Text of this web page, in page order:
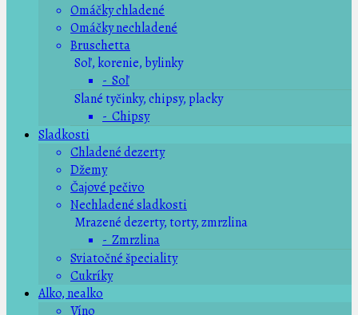
Omáčky chladené
Omáčky nechladené
Bruschetta
Soľ, korenie, bylinky
- Soľ
Slané tyčinky, chipsy, placky
- Chipsy
Sladkosti
Chladené dezerty
Džemy
Čajové pečivo
Nechladené sladkosti
Mrazené dezerty, torty, zmrzlina
- Zmrzlina
Sviatočné špeciality
Cukríky
Alko, nealko
Víno